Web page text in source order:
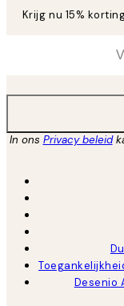
Krijg nu 15%
In ons Privacy beleid
Desenio